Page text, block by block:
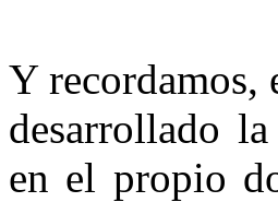
Y recordamos,
desarrollado
en el propio